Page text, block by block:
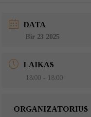
DATA
Bir 23 2025
LAIKAS
18:00 - 18:00
ORGANIZATORIUS